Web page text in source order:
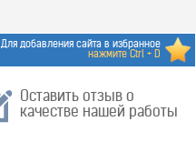
Для добавления сайта в избранное
нажмите Ctrl + D
Оставить отзыв о
качестве нашей работы